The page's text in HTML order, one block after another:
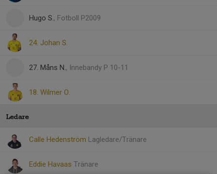
Hugo S., Fotboll P2009
24. Johan S.
27. Måns N., Innebandy P 10-11
18. Wilmer O.
Ledare
Calle Hedenström Lagledare/Tränare
Eddie Havaas Tränare